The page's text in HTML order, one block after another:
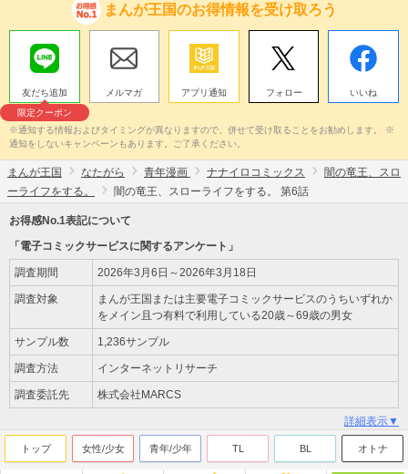
まんが王国のお得情報を受け取ろう
友だち追加
限定クーポン
メルマガ アプリ通知 フォロー いいね
※通知する情報およびタイミングが異なりますので、併せて受け取ることをお勧めします。 ※
通知をしないキャンペーンもあります。ご了承ください。
まんが王国 なたがら 青年漫画 ナナイロコミックス
闇の竜王、スロ
ーライフをする。
闇の竜王、スローライフをする。 第6話
お得感No.1表記について
「電子コミックサービスに関するアンケート」
調査期間 2026年3月6日～2026年3月18日
調査対象
まんが王国または主要電子コミックサービスのうちいずれか
をメイン且つ有料で利用している20歳～69歳の男女
サンプル数 1,236サンプル
調査方法 インターネットリサーチ
調査委託先 株式会社MARCS
詳細表示▼
トップ 女性/少女 青年/少年 TL BL オトナ